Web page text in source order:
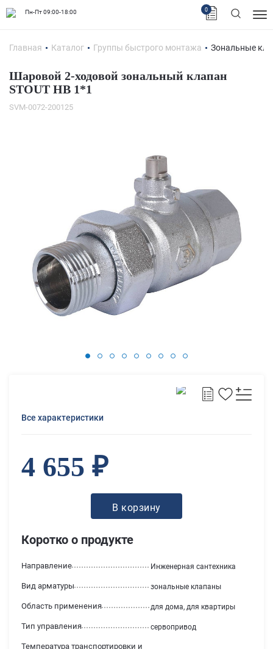
Пн-Пт 09:00-18:00 0
Главная Каталог Группы быстрого монтажа Зональные
Шаровой 2-ходовой зональный клапан
STOUT НВ 1*1
SVM-0072-200125
Коротко о продукте
Температура транспортировки и
Направление Инженерная сантехника
Вид арматуры зональные клапаны
Область применения для дома, для квартиры
Тип управления сервопривод
Все характеристики
4 655 ₽
В корзину